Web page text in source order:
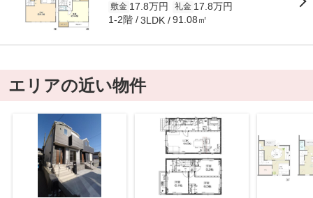
敷金 17.8万円 礼金 17.8万円
1-2階 3LDK 91.08㎡
エリアの近い物件